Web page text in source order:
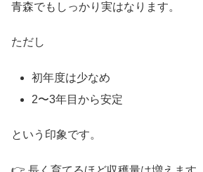
青森でもしっかり実はなります。
ただし
初年度は少なめ
2〜3年目から安定
という印象です。